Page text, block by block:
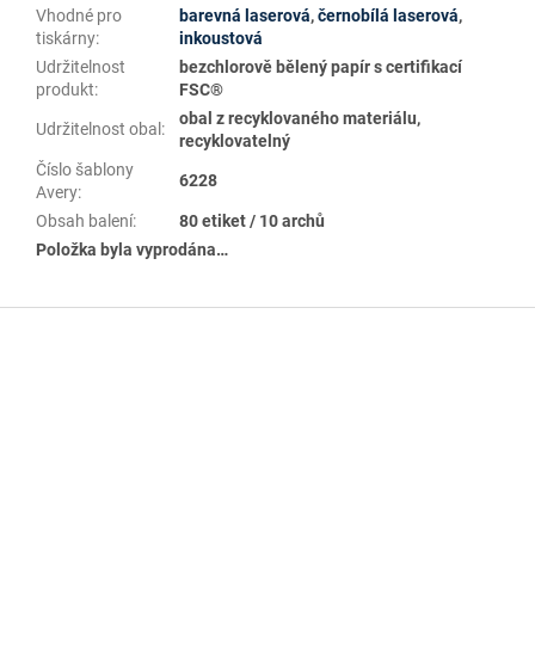
Vhodné pro
tiskárny:
barevná laserová,černobílá laserová,
inkoustová
Udržitelnost
produkt:
bezchlorově bělený papír s certifikací
FSC®
Udržitelnost obal :
obal z recyklovaného materiálu,
recyklovatelný
Číslo šablony
Avery:
6228
Obsah balení:
80 etiket / 10 archů
Položka byla vyprodána…